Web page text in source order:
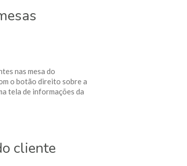
nas mesa do
o botão direito sobre a
tela de informações da
cliente